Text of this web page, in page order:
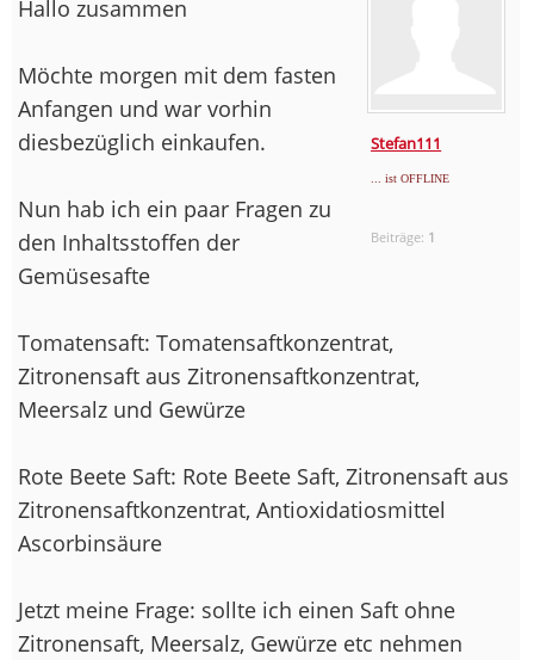
Stefan111
... ist OFFLINE
Beiträge: 1
Hallo zusammen
Möchte morgen mit dem fasten
Anfangen und war vorhin
diesbezüglich einkaufen.
Nun hab ich ein paar Fragen zu
den Inhaltsstoffen der
Gemüsesafte
Tomatensaft: Tomatensaftkonzentrat,
Zitronensaft aus Zitronensaftkonzentrat,
Meersalz und Gewürze
Rote Beete Saft: Rote Beete Saft, Zitronensaft aus
Zitronensaftkonzentrat, Antioxidatiosmittel
Ascorbinsäure
Jetzt meine Frage: sollte ich einen Saft ohne
Zitronensaft, Meersalz, Gewürze etc nehmen